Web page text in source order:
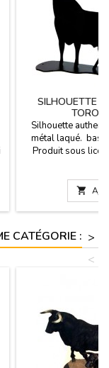
SILHOUETTE
TORO
Silhouette
métal laqué.
Produit sous

CATÉGORIE : >
<